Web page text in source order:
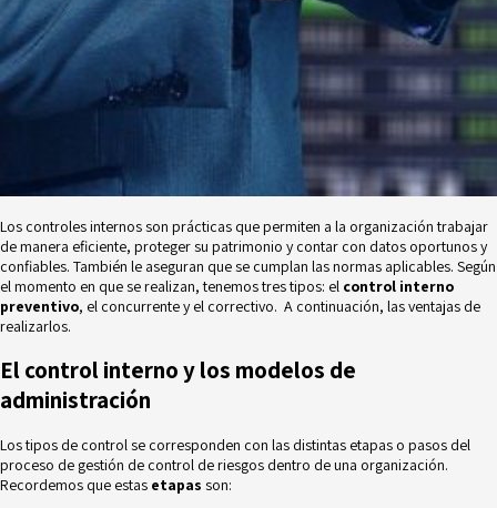
Los controles internos son prácticas que permiten a la organización trabajar
de manera eficiente, proteger su patrimonio y contar con datos oportunos y
confiables. También le aseguran que se cumplan las normas aplicables. Según
el momento en que se realizan, tenemos tres tipos: el control interno
preventivo, el concurrente y el correctivo. A continuación, las ventajas de
realizarlos.
El control interno y los modelos de
administración
Los tipos de control se corresponden con las distintas etapas o pasos del
proceso de gestión de control de riesgos dentro de una organización.
Recordemos que estas etapas son: